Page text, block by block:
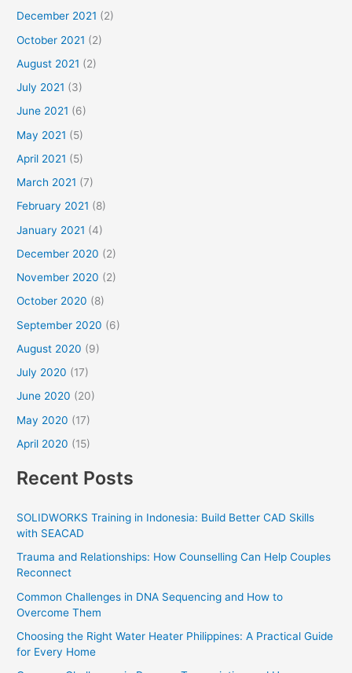
December 2021 (2)
October 2021 (2)
August 2021 (2)
July 2021 (3)
June 2021 (6)
May 2021 (5)
April 2021 (5)
March 2021 (7)
February 2021 (8)
January 2021 (4)
December 2020 (2)
November 2020 (2)
October 2020 (8)
September 2020 (6)
August 2020 (9)
July 2020 (17)
June 2020 (20)
May 2020 (17)
April 2020 (15)
Recent Posts
SOLIDWORKS Training in Indonesia: Build Better CAD Skills
with SEACAD
Trauma and Relationships: How Counselling Can Help Couples
Reconnect
Common Challenges in DNA Sequencing and How to
Overcome Them
Choosing the Right Water Heater Philippines: A Practical Guide
for Every Home